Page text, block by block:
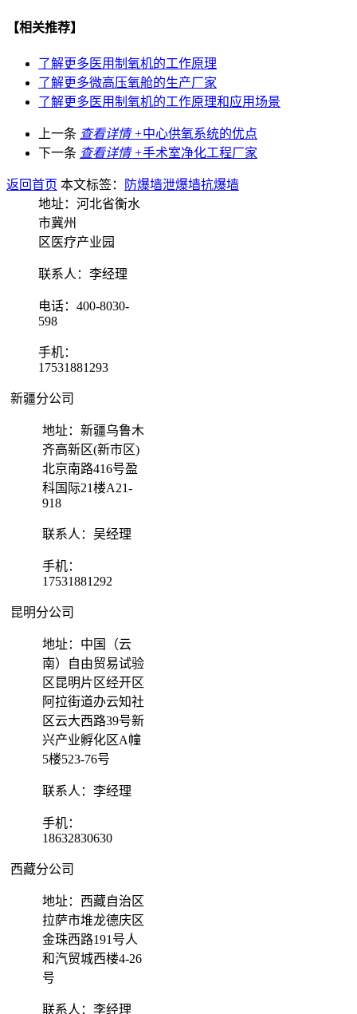
【相关推荐】
了解更多 医用制氧机的工作原理
了解更多微高压氧舱的生产厂家
了解更多 医用制氧机的工作原理和应用场景
上一条 查看详情 +中心供氧系统的优点
下一条 查看详情 +手术室净化工程厂家
返回首页 本文标签： 防爆墙泄爆墙抗爆墙
地址：河北省衡水
市冀州
区医疗产业园
联系人：李经理
电话：400-8030-
598
手机：
17531881293
新疆分公司
地址：新疆乌鲁木
齐高新区(新市区)
北京南路416号盈
科国际21楼A21-
918
联系人：吴经理
手机：
17531881292
昆明分公司
地址：中国（云
南）自由贸易试验
区昆明片区经开区
阿拉街道办云知社
区云大西路39号新
兴产业孵化区A幢
5楼523-76号
联系人：李经理
手机：
18632830630
西藏分公司
地址：西藏自治区
拉萨市堆龙德庆区
金珠西路191号人
和汽贸城西楼4-26
号
联系人：李经理